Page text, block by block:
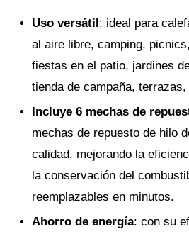
Uso versátil: ideal para
al aire libre, camping,
fiestas en el patio, jardines
tienda de campaña,
Incluye 6 mechas de
mechas de repuesto de hilo
calidad, mejorando la
la conservación del
reemplazables en minutos.
Ahorro de energía: con su